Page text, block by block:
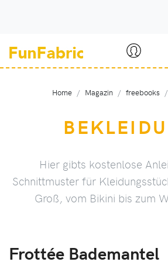
Home Magazin freebooks
Hier gibts kostenlose
Schnittmuster für
Groß, vom Bikini bis zum
Frottée Bademantel